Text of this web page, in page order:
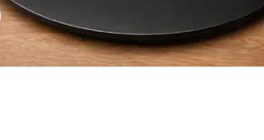
Click to Enlarge